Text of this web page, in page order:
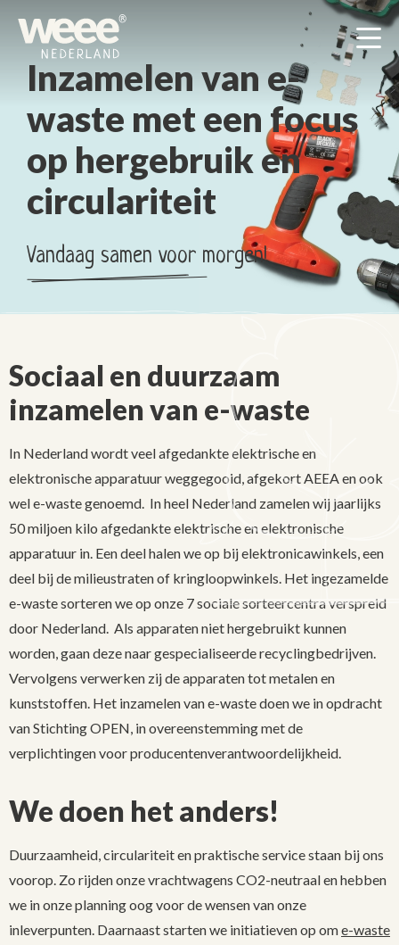
Inzamelen van e-
waste met een focus
op hergebruik en
circulariteit
Vandaag samen voor morgen!
Sociaal en duurzaam
inzamelen van e-waste
In Nederland wordt veel afgedankte elektrische en
elektronische apparatuur weggegooid, afgekort AEEA en ook
wel e-waste genoemd. In heel Nederland zamelen wij jaarlijks
50 miljoen kilo afgedankte elektrische en elektronische
apparatuur in. Een deel halen we op bij elektronicawinkels, een
deel bij de milieustraten of kringloopwinkels. Het ingezamelde
e-waste sorteren we op onze 7 sociale sorteercentra verspreid
door Nederland. Als apparaten niet hergebruikt kunnen
worden, gaan deze naar gespecialiseerde recyclingbedrijven.
Vervolgens verwerken zij de apparaten tot metalen en
kunststoffen. Het inzamelen van e-waste doen we in opdracht
van Stichting OPEN, in overeenstemming met de
verplichtingen voor producentenverantwoordelijkheid.
We doen het anders!
Duurzaamheid, circulariteit en praktische service staan bij ons
voorop. Zo rijden onze vrachtwagens CO2-neutraal en hebben
we in onze planning oog voor de wensen van onze
inleverpunten. Daarnaast starten we initiatieven op ome-waste